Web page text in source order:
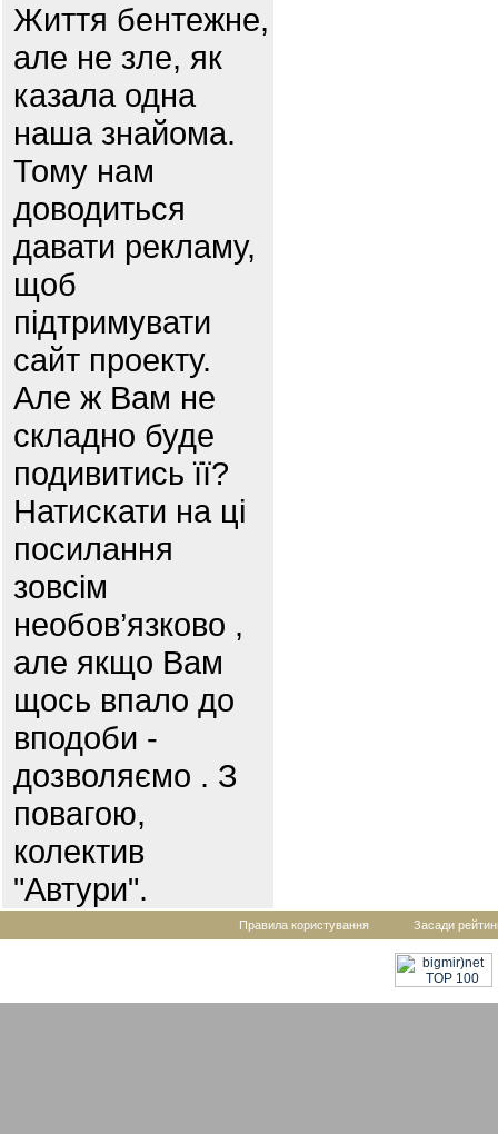
Життя бентежне,
але не зле, як
казала одна
наша знайома.
Тому нам
доводиться
давати рекламу,
щоб
підтримувати
сайт проекту.
Але ж Вам не
складно буде
подивитись її?
Натискати на ці
посилання
зовсім
необов’язково ,
але якщо Вам
щось впало до
вподоби -
дозволяємо . З
повагою,
колектив
"Автури".
Правила користування Засади